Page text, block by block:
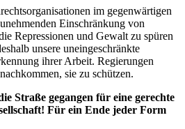
im gegenwärtigen
Einschränkung von
Repressionen und Gewalt zu spüren
unsere uneingeschränkte
ihrer Arbeit. Regierungen
sie zu schützen.
Straße gegangen für eine gerechte
Für ein Ende jeder Form